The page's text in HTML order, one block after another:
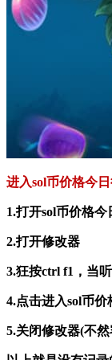
进入sol币价格今
1.打开sol币价格
2.打开修改器
3.狂按ctrl f1，当
4.点击进入sol币价
5.关闭修改器(不